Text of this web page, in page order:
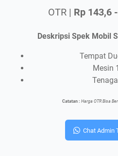
OTR | Rp 143,6
Deskripsi Spek Mobil
Tempat
Mesin
Catatan : Harga OTR Bisa
Chat Admin